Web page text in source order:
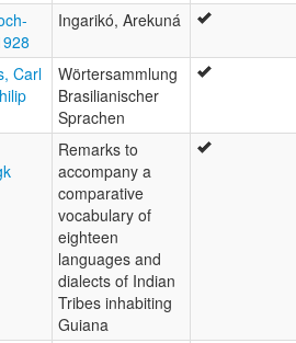
Ingarikó, Arekuná
Carl
Wörtersammlung
Brasilianischer
Sprachen
Remarks to
accompany a
comparative
vocabulary of
eighteen
languages and
dialects of Indian
Tribes inhabiting
Guiana